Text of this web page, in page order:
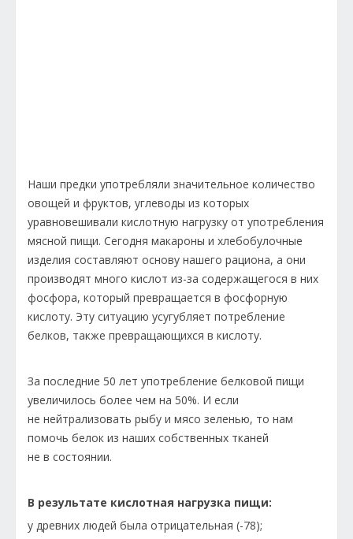
Наши предки употребляли значительное количество
овощей и фруктов, углеводы из которых
уравновешивали кислотную нагрузку от употребления
мясной пищи. Сегодня макароны и хлебобулочные
изделия составляют основу нашего рациона, а они
производят много кислот из-за содержащегося в них
фосфора, который превращается в фосфорную
кислоту. Эту ситуацию усугубляет потребление
белков, также превращающихся в кислоту.
За последние 50 лет употребление белковой пищи
увеличилось более чем на 50%. И если
не нейтрализовать рыбу и мясо зеленью, то нам
помочь белок из наших собственных тканей
не в состоянии.
В результате кислотная нагрузка пищи:
у древних людей была отрицательная (-78);